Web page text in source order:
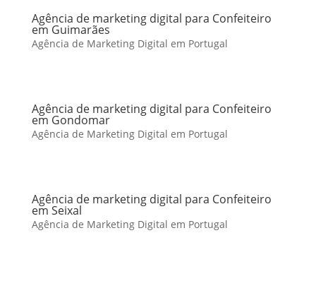
Agência de marketing digital para Confeiteiro
em Guimarães
Agência de Marketing Digital em Portugal
Agência de marketing digital para Confeiteiro
em Gondomar
Agência de Marketing Digital em Portugal
Agência de marketing digital para Confeiteiro
em Seixal
Agência de Marketing Digital em Portugal